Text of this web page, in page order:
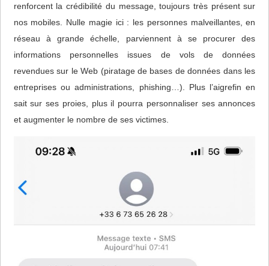
renforcent la crédibilité du message, toujours très présent sur
nos mobiles. Nulle magie ici : les personnes malveillantes, en
réseau à grande échelle, parviennent à se procurer des
informations personnelles issues de vols de données
revendues sur le Web (piratage de bases de données dans les
entreprises ou administrations, phishing…). Plus l’aigrefin en
sait sur ses proies, plus il pourra personnaliser ses annonces
et augmenter le nombre de ses victimes.